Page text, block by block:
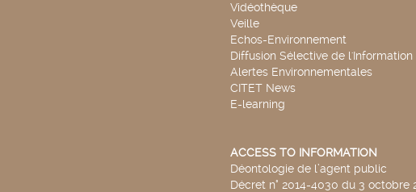
Vidéothèque
Veille
Echos-Environnement
Diffusion Sélective de l'Information
Alertes Environnementales
CITET News
E-learning
ACCESS TO INFORMATION
Déontologie de l’agent public
Décret n° 2014-4030 du 3 octobre